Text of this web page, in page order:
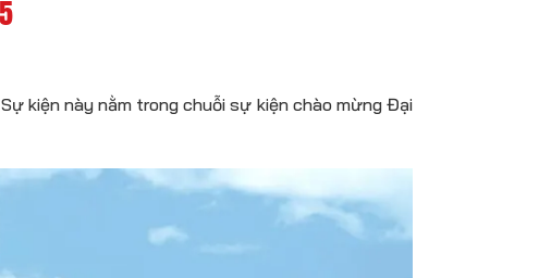
kiện này nằm trong chuỗi sự kiện chào mừng Đại